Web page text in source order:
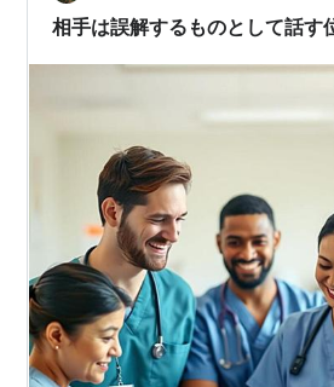
相手は誤解するものとして話す